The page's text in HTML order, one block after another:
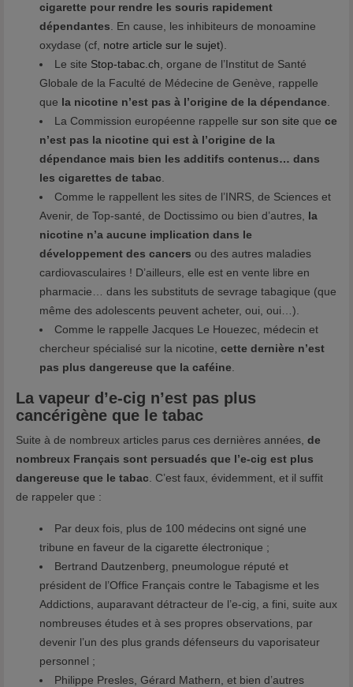
cigarette pour rendre les souris rapidement
dépendantes . En cause, les inhibiteurs de monoamine
oxydase (cf, notre article sur le sujet).
Le site Stop-tabac.ch , organe de l’Institut de Santé
Globale de la Faculté de Médecine de Genève, rappelle
que la nicotine n’est pas à l’origine de la dépendance
La Commission européenne rappelle sur son site que ce
n’est pas la nicotine qui est à l’origine de la
dépendance mais bien les additifs contenus… dans
les cigarettes de tabac
Comme le rappellent les sites de l’INRS, de Sciences et
Avenir, de Top-santé, de Doctissimo ou bien d’autres, la
nicotine n’a aucune implication dans le
développement des cancers ou des autres maladies
cardiovasculaires ! D’ailleurs, elle est en vente libre en
pharmacie… dans les substituts de sevrage tabagique (que
même des adolescents peuvent acheter, oui, oui…).
Comme le rappelle Jacques Le Houezec, médecin et
chercheur spécialisé sur la nicotine, cette dernière n’est
pas plus dangereuse que la caféine
La vapeur d’e-cig n’est pas plus
cancérigène que le tabac
Suite à de nombreux articles parus ces dernières années, de
nombreux Français sont persuadés que l’e-cig est plus
dangereuse que le tabac . C’est faux, évidemment, et il suffit
de rappeler que :
Par deux fois, plus de 100 médecins ont signé une
tribune en faveur de la cigarette électronique ;
Bertrand Dautzenberg, pneumologue réputé et
président de l’Office Français contre le Tabagisme et les
Addictions, auparavant détracteur de l’e-cig, a fini, suite aux
nombreuses études et à ses propres observations, par
devenir l’un des plus grands défenseurs du vaporisateur
personnel ;
Philippe Presles, Gérard Mathern, et bien d’autres